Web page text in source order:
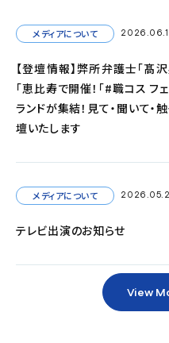
メディアについて
【登壇情報】弊所弁護士「髙
「恵比寿で開催！「#職コス
ランドが集結！見て・聞いて・
壇いたします
メディアについて
テレビ出演のお知らせ
View